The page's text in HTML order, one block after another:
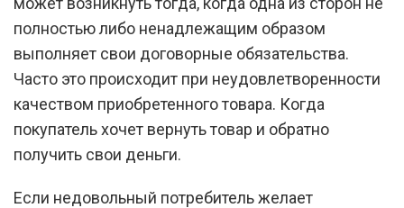
полностью либо ненадлежащим образом
выполняет свои договорные обязательства.
Часто это происходит при неудовлетворенности
качеством приобретенного товара. Когда
покупатель хочет вернуть товар и обратно
получить свои деньги.
Если недовольный потребитель желает